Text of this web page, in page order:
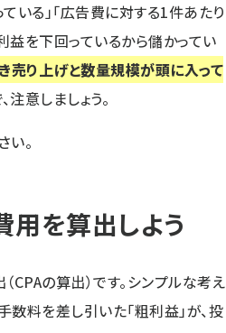
いる」「広告費に対する1件あたり
益を下回っているから儲かってい
売り上げと数量規模が頭に入って
注意しましょう。
。
を算出しよう
の算出）です。シンプルな考え
料を差し引いた「粗利益」が、投